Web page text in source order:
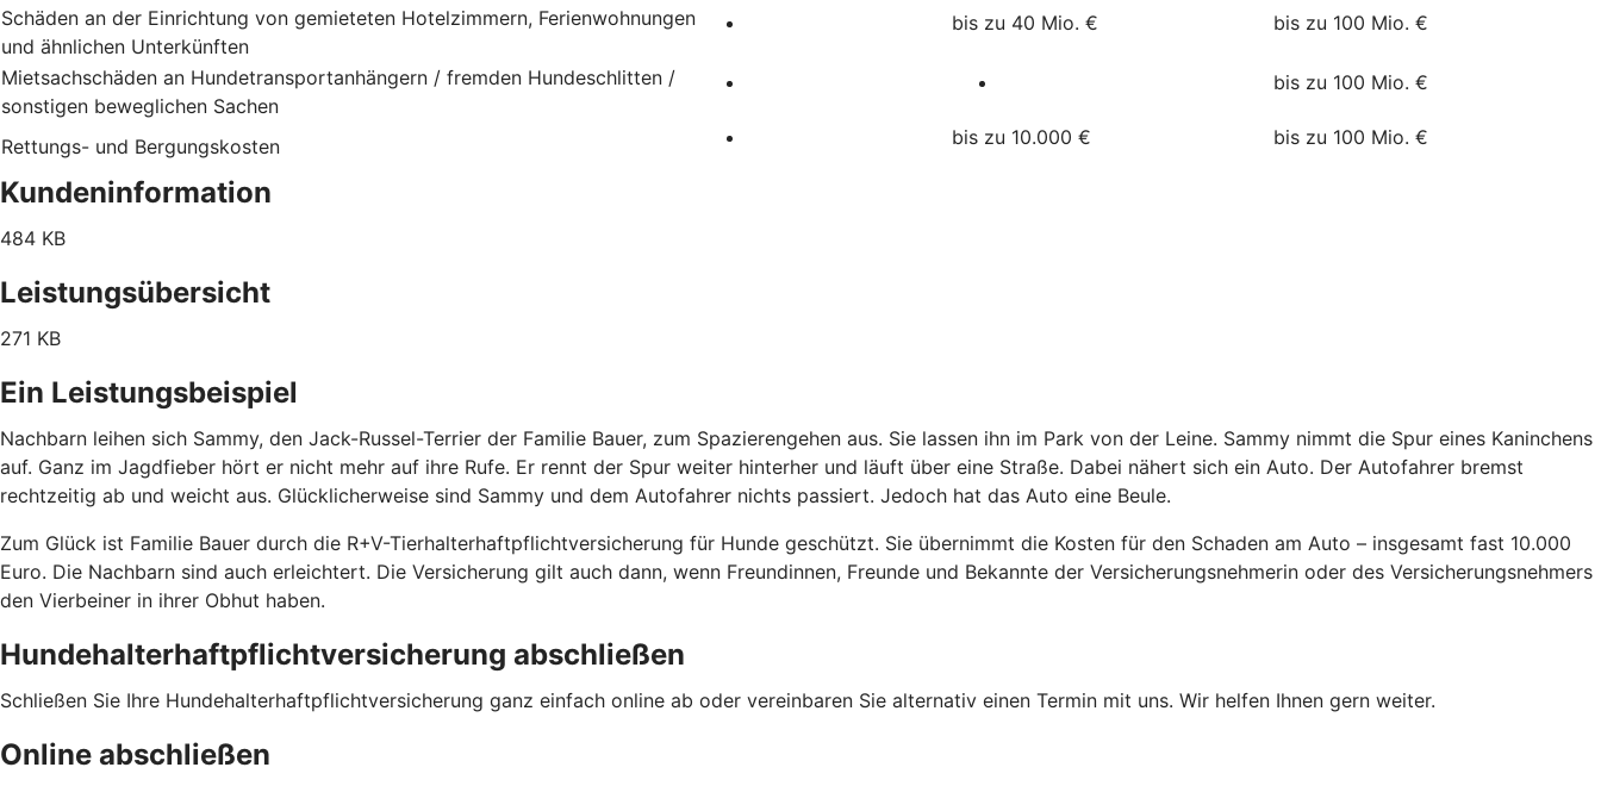
Schäden an der Einrichtung von gemieteten Hotelzimmern, Ferienwohnungen
und ähnlichen Unterkünften
bis zu 40 Mio. € bis zu 100 Mio. €
Mietsachschäden an Hundetransportanhängern / fremden Hundeschlitten /
sonstigen beweglichen Sachen
bis zu 100 Mio. €
Rettungs- und Bergungskosten bis zu 10.000 € bis zu 100 Mio. €
Kundeninformation
484 KB
Leistungsübersicht
271 KB
Ein Leistungsbeispiel
Nachbarn leihen sich Sammy, den Jack-Russel-Terrier der Familie Bauer, zum Spazierengehen aus. Sie lassen ihn im Park von der Leine. Sammy nimmt die Spur eines Kaninchens
auf. Ganz im Jagdfieber hört er nicht mehr auf ihre Rufe. Er rennt der Spur weiter hinterher und läuft über eine Straße. Dabei nähert sich ein Auto. Der Autofahrer bremst
rechtzeitig ab und weicht aus. Glücklicherweise sind Sammy und dem Autofahrer nichts passiert. Jedoch hat das Auto eine Beule.
Zum Glück ist Familie Bauer durch die R+V-Tierhalterhaftpflichtversicherung für Hunde geschützt. Sie übernimmt die Kosten für den Schaden am Auto – insgesamt fast 10.000
Euro. Die Nachbarn sind auch erleichtert. Die Versicherung gilt auch dann, wenn Freundinnen, Freunde und Bekannte der Versicherungsnehmerin oder des Versicherungsnehmers
den Vierbeiner in ihrer Obhut haben.
Hundehalterhaftpflichtversicherung abschließen
Schließen Sie Ihre Hundehalterhaftpflichtversicherung ganz einfach online ab oder vereinbaren Sie alternativ einen Termin mit uns. Wir helfen Ihnen gern weiter.
Online abschließen